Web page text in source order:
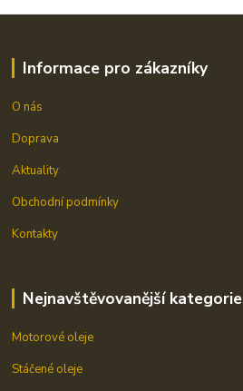
Informace pro zákazníky
O nás
Doprava
Aktuality
Obchodní podmínky
Kontakty
Nejnavštěvovanější kategorie
Motorové oleje
Stáčené oleje